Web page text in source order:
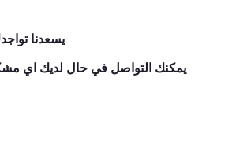
يسعدنا
يمكنك التواصل في حال لديك اي